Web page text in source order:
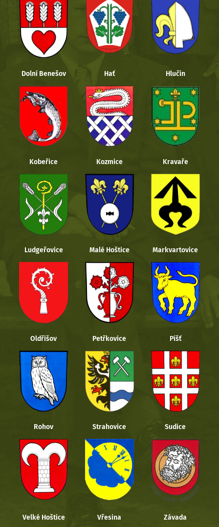
Dolní Benešov Hať Hlučín
Kobeřice Kozmice Kravaře
Ludgeřovice Malé Hoštice Markvartovice
Oldřišov Petřkovice Píšť
Rohov Strahovice Sudice
Velké Hoštice Vřesina Závada